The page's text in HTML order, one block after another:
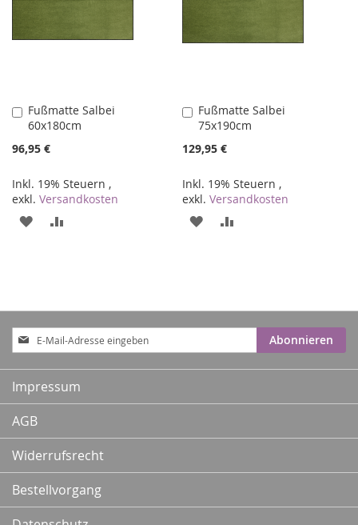
Fußmatte Salbei
60x180cm
96,95 €
Inkl. 19% Steuern ,
exkl. Versandkosten
In
den
Warenkorb
ZUR
Fußmatte Salbei
75x190cm
129,95 €
Inkl. 19% Steuern ,
exkl.Versandkosten
In
den
Warenkorb
ZUR
Anmeldung
zum
Newsletter:
Abonnieren
Impressum
AGB
Widerrufsrecht
Bestellvorgang